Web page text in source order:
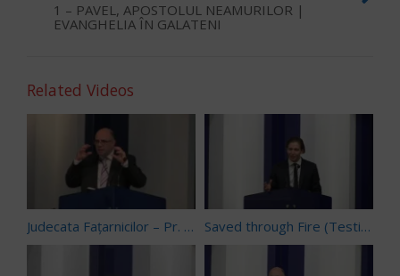
1 – PAVEL, APOSTOLUL NEAMURILOR |
EVANGHELIA ÎN GALATENI
Related Videos
Judecata Fațarnicilor – Pr. Paul Boeru (22/07/17) Saved through Fire (Testimony) – Joshua Bejan (09/02/19)